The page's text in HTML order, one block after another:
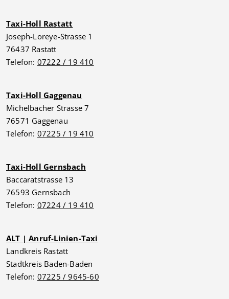
Taxi-Holl Rastatt
Joseph-Loreye-Strasse 1
76437 Rastatt
Telefon: 07222 / 19 410
Taxi-Holl Gaggenau
Michelbacher Strasse 7
76571 Gaggenau
Telefon: 07225 / 19 410
Taxi-Holl Gernsbach
Baccaratstrasse 13
76593 Gernsbach
Telefon: 07224 / 19 410
ALT | Anruf-Linien-Taxi
Landkreis Rastatt
Stadtkreis Baden-Baden
Telefon: 07225 / 9645-60